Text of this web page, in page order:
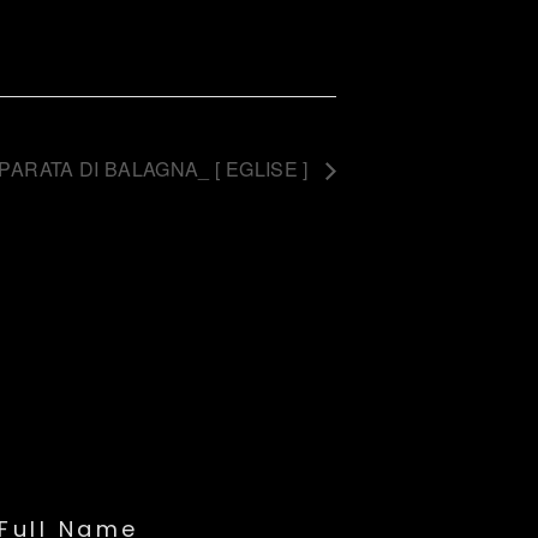
DI BALAGNA_ [ EGLISE ]
Full Name